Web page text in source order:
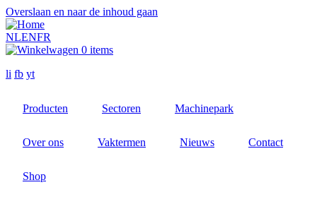
Overslaan en naar de inhoud gaan
NLENFR
0 items
li fb yt
Producten Sectoren Machinepark
Over ons Vaktermen Nieuws Contact
Shop